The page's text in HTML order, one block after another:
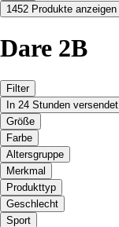
1452 Produkte anzeigen
Dare 2B
Filter
In 24 Stunden versendet
Größe
Farbe
Altersgruppe
Merkmal
Produkttyp
Geschlecht
Sport